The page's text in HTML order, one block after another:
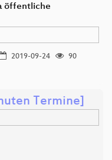
öffentliche
2019-09-24
90
Termine]